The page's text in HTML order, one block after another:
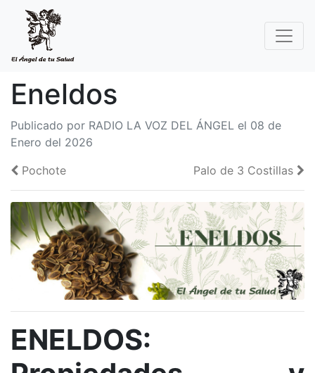
Eneldos
Publicado por RADIO LA VOZ DEL ÁNGEL el 08 de
Enero del 2026
Pochote
Palo de 3 Costillas
ENELDOS: